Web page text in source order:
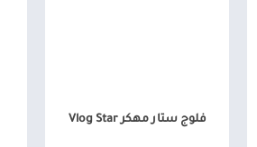
فلوج ستار مهكر Vlog Star